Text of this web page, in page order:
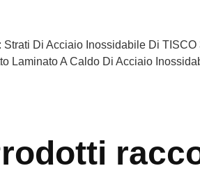
Strati Di Acciaio Inossidabile Di TISCO
Laminato A Caldo Di Acciaio